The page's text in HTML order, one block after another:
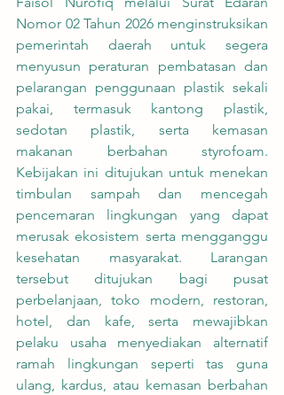
Nomor 02 Tahun 2026 menginstruksikan
pemerintah daerah untuk segera
menyusun peraturan pembatasan dan
pelarangan penggunaan plastik sekali
pakai, termasuk kantong plastik,
sedotan plastik, serta kemasan
makanan berbahan styrofoam.
Kebijakan ini ditujukan untuk menekan
timbulan sampah dan mencegah
pencemaran lingkungan yang dapat
merusak ekosistem serta mengganggu
kesehatan masyarakat. Larangan
tersebut ditujukan bagi pusat
perbelanjaan, toko modern, restoran,
hotel, dan kafe, serta mewajibkan
pelaku usaha menyediakan alternatif
ramah lingkungan seperti tas guna
ulang, kardus, atau kemasan berbahan